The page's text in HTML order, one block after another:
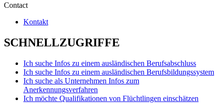
Contact
Kontakt
SCHNELLZUGRIFFE
Ich suche Infos zu einem ausländischen Berufsabschluss
Ich suche Infos zu einem ausländischen Berufsbildungssystem
Ich suche als Unternehmen Infos zum
Anerkennungsverfahren
Ich möchte Qualifikationen von Flüchtlingen einschätzen